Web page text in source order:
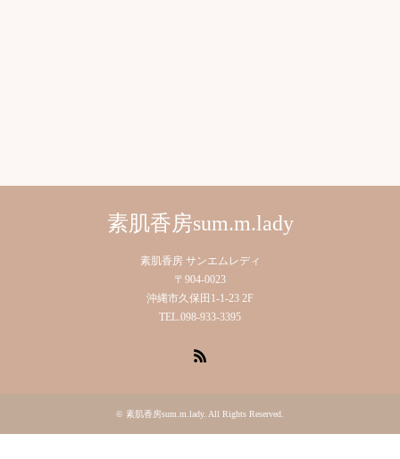
素肌香房sum.m.lady
素肌香房 サンエムレディ
〒904-0023
沖縄市久保田1-1-23 2F
TEL.098-933-3395
© 素肌香房sum.m.lady. All Rights Reserved.